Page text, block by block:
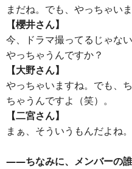
まだね。でも、やっちゃいま
【櫻井さん】
今、ドラマ撮ってるじゃな
やっちゃうんですか？
【大野さん】
やっちゃいますね。でも、
ちゃうんですよ（笑）。
【二宮さん】
まぁ、そういうもんだよね。
――ちなみに、メンバーの